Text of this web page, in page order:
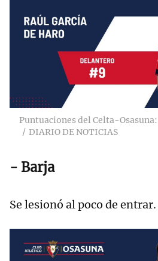
Puntuaciones del Celta-
DIARIO DE NOTICIAS
- Barja
Se lesionó al poco de entrar.